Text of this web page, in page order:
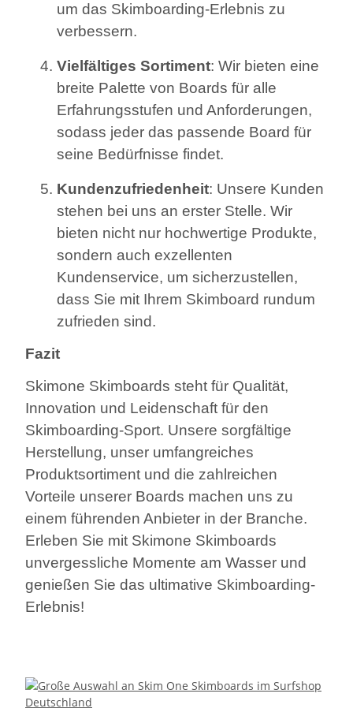
um das Skimboarding-Erlebnis zu
verbessern.
Vielfältiges Sortiment: Wir bieten eine
breite Palette von Boards für alle
Erfahrungsstufen und Anforderungen,
sodass jeder das passende Board für
seine Bedürfnisse findet.
Kundenzufriedenheit: Unsere Kunden
stehen bei uns an erster Stelle. Wir
bieten nicht nur hochwertige Produkte,
sondern auch exzellenten
Kundenservice, um sicherzustellen,
dass Sie mit Ihrem Skimboard rundum
zufrieden sind.
Fazit
Skimone Skimboards steht für Qualität,
Innovation und Leidenschaft für den
Skimboarding-Sport. Unsere sorgfältige
Herstellung, unser umfangreiches
Produktsortiment und die zahlreichen
Vorteile unserer Boards machen uns zu
einem führenden Anbieter in der Branche.
Erleben Sie mit Skimone Skimboards
unvergessliche Momente am Wasser und
genießen Sie das ultimative Skimboarding-
Erlebnis!